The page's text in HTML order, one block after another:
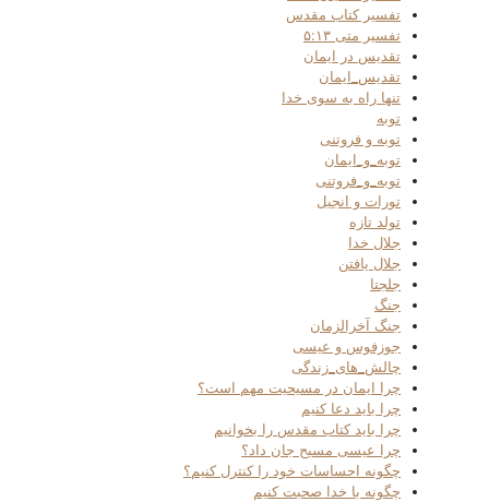
تفسیر کتاب مقدس
تفسیر متی ۵:۱۳
تقدیس در ایمان
تقدیس_ایمان
تنها راه به سوی خدا
توبه
توبه و فروتنی
توبه_و_ایمان
توبه_و_فروتنی
تورات و انجیل
تولد تازه
جلال خدا
جلال یافتن
جلجتا
جنگ
جنگ آخرالزمان
جوزفوس و عیسی
چالش_های_زندگی
چرا ایمان در مسیحیت مهم است؟
چرا باید دعا کنیم
چرا باید کتاب مقدس را بخوانیم
چرا عیسی مسیح جان داد؟
چگونه احساسات خود را کنترل کنیم؟
چگونه با خدا صحبت کنیم